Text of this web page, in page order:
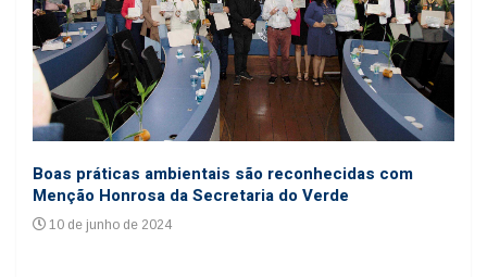
Boas práticas ambientais são reconhecidas com
Menção Honrosa da Secretaria do Verde
10 de junho de 2024